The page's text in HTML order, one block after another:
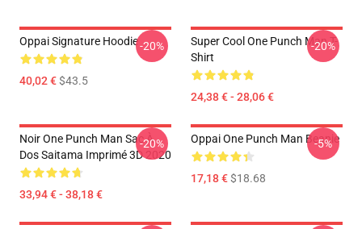
Oppai Signature Hoodie
40,02 €$43.5
-20%
Super Cool One Punch Man T-
Shirt
24,38 € - 28,06 €
-20%
Noir One Punch Man Sac À
Dos Saitama Imprimé 3D 2020
33,94 € - 38,18 €
-20% Oppai One Punch Man Beanie
17,18 €$18.68
-5%